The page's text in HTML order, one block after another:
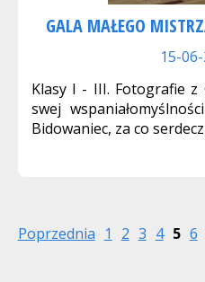
GALA MAŁEGO
15-
Klasy I - III. Fotografie z
swej
Bidowaniec, za co
Poprzednia 1 2 3 4 5 6